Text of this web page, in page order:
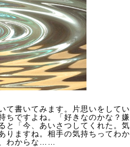
て書いてみます。片思いをしてい
ちですよね。「好きなのかな？嫌
と「今、あいさつしてくれた。気
りますね。相手の気持ちってわか
わからな……